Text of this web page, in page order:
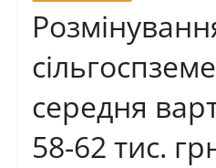
середня
58-62 тис.